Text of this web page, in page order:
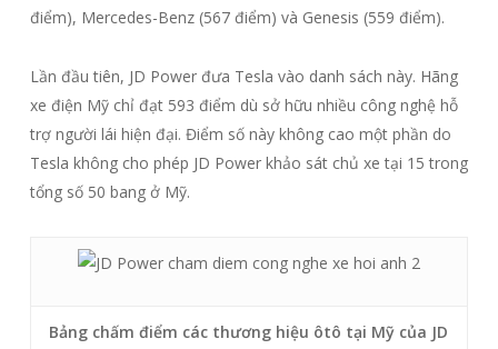
điểm), Mercedes-Benz (567 điểm) và Genesis (559 điểm).
Lần đầu tiên, JD Power đưa Tesla vào danh sách này. Hãng
xe điện Mỹ chỉ đạt 593 điểm dù sở hữu nhiều công nghệ hỗ
trợ người lái hiện đại. Điểm số này không cao một phần do
Tesla không cho phép JD Power khảo sát chủ xe tại 15 trong
tổng số 50 bang ở Mỹ.
Bảng chấm điểm các thương hiệu ôtô tại Mỹ của JD